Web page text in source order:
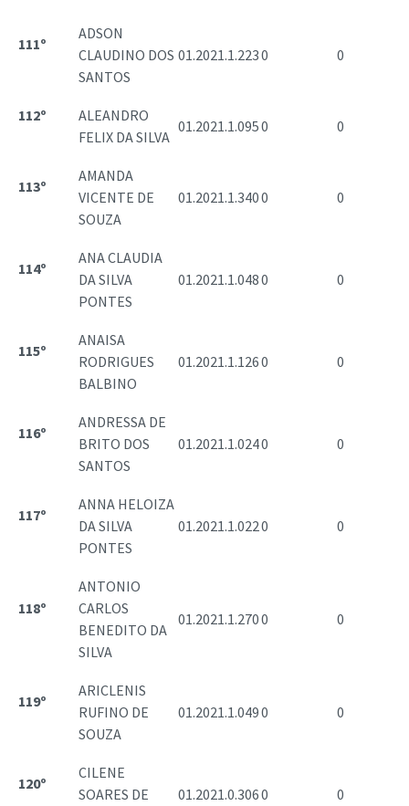
111º
ADSON
CLAUDINO DOS
SANTOS
01.2021.1.2230 0
112º ALEANDRO
FELIX DA SILVA
01.2021.1.0950 0
113º
AMANDA
VICENTE DE
SOUZA
01.2021.1.3400 0
114º
ANA CLAUDIA
DA SILVA
PONTES
01.2021.1.0480 0
115º
ANAISA
RODRIGUES
BALBINO
01.2021.1.1260 0
116º
ANDRESSA DE
BRITO DOS
SANTOS
01.2021.1.0240 0
117º
ANNA HELOIZA
DA SILVA
PONTES
01.2021.1.0220 0
118º
ANTONIO
CARLOS
BENEDITO DA
SILVA
01.2021.1.2700 0
119º
ARICLENIS
RUFINO DE
SOUZA
01.2021.1.0490 0
120º
CILENE
SOARES DE
01.2021.0.3060 0